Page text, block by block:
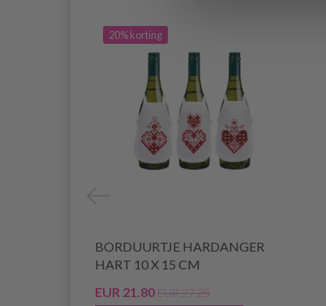
20% korting
BORDUURTJE HARDANGER
HART 10 X 15 CM
EUR 21.80EUR 27.25